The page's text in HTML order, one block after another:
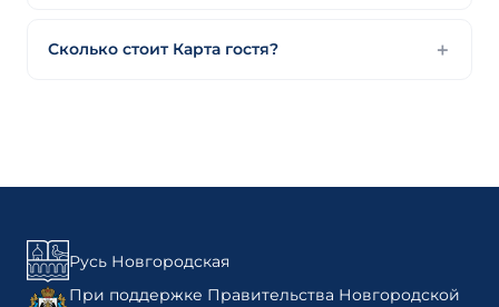
Сколько стоит Карта гостя?
Русь Новгородская
При поддержке Правительства Новгородской